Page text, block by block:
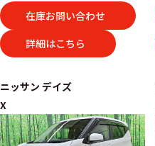
在庫お問い合わせ
詳細はこちら
ニッサン デイズ
X